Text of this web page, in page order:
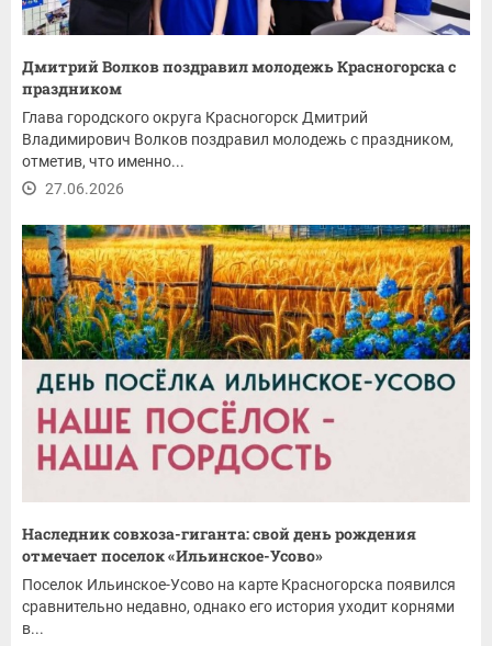
Дмитрий Волков поздравил молодежь Красногорска с
праздником
Глава городского округа Красногорск Дмитрий
Владимирович Волков поздравил молодежь с праздником,
отметив, что именно...
27.06.2026
Наследник совхоза-гиганта: свой день рождения
отмечает поселок «Ильинское-Усово»
Поселок Ильинское-Усово на карте Красногорска появился
сравнительно недавно, однако его история уходит корнями
в...